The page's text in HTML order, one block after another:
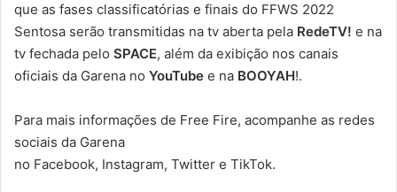
que as fases classificatórias e finais do FFWS 2022
Sentosa serão transmitidas na tv aberta pela RedeTV! e na
tv fechada pelo SPACE, além da exibição nos canais
oficiais da Garena no YouTube e na BOOYAH!.
Para mais informações de Free Fire, acompanhe as redes
sociais da Garena
no Facebook, Instagram, Twitter e TikTok.